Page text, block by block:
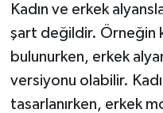
Kadın ve erkek
şart değildir. Örneğin
bulunurken, erkek
versiyonu olabilir.
tasarlanırken, erkek